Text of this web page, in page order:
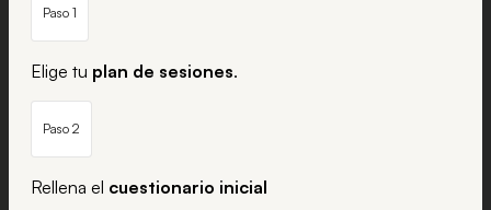
Paso 1
Elige tu plan de sesiones.
Paso 2
Rellena el cuestionario inicial